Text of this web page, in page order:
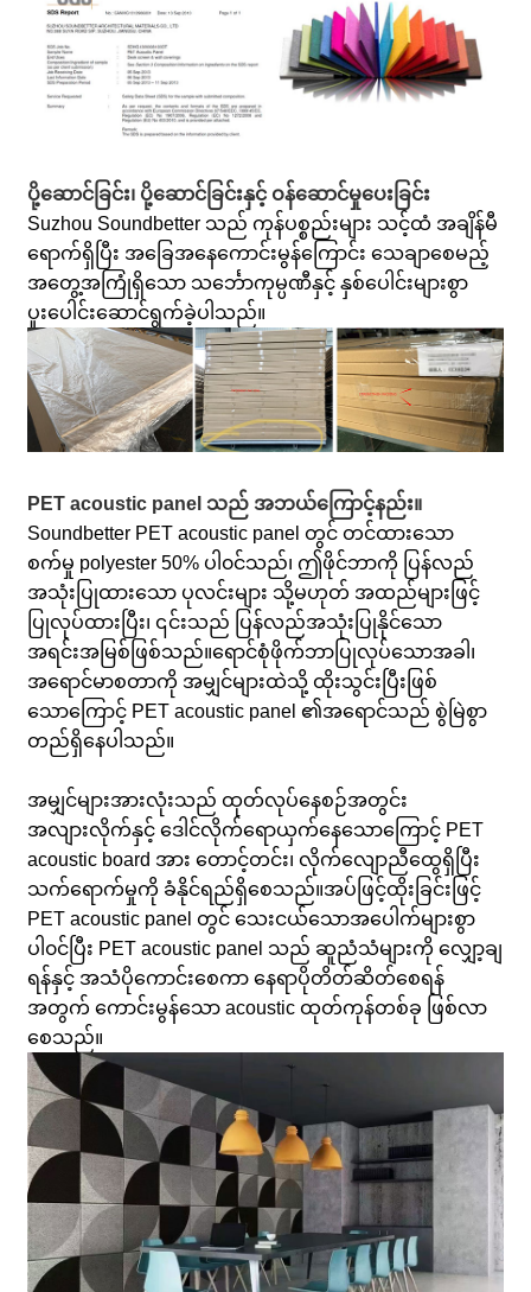
ပို့ဆောင်ခြင်း၊ ပို့ဆောင်ခြင်းနှင့် ဝန်ဆောင်မှုပေးခြင်း
Suzhou Soundbetter သည် ကုန်ပစ္စည်းများ သင့်ထံ အချိန်မီ
ရောက်ရှိပြီး အခြေအနေကောင်းမွန်ကြောင်း သေချာစေမည့်
အတွေ့အကြုံရှိသော သင်္ဘောကုမ္ပဏီနှင့် နှစ်ပေါင်းများစွာ
ပူးပေါင်းဆောင်ရွက်ခဲ့ပါသည်။
PET acoustic panel သည် အဘယ်ကြောင့်နည်း။
Soundbetter PET acoustic panel တွင် တင်ထားသော
စက်မှု polyester 50% ပါ၀င်သည်၊ ဤဖိုင်ဘာကို ပြန်လည်
အသုံးပြုထားသော ပုလင်းများ သို့မဟုတ် အထည်များဖြင့်
ပြုလုပ်ထားပြီး၊ ၎င်းသည် ပြန်လည်အသုံးပြုနိုင်သော
အရင်းအမြစ်ဖြစ်သည်။ရောင်စုံဖိုက်ဘာပြုလုပ်သောအခါ၊
အရောင်မာစတာကို အမျှင်များထဲသို့ ထိုးသွင်းပြီးဖြစ်
သောကြောင့် PET acoustic panel ၏အရောင်သည် စွဲမြဲစွာ
တည်ရှိနေပါသည်။
အမျှင်များအားလုံးသည် ထုတ်လုပ်နေစဉ်အတွင်း
အလျားလိုက်နှင့် ဒေါင်လိုက်ရောယှက်နေသောကြောင့် PET
acoustic board အား တောင့်တင်း၊ လိုက်လျောညီထွေရှိပြီး
သက်ရောက်မှုကို ခံနိုင်ရည်ရှိစေသည်။အပ်ဖြင့်ထိုးခြင်းဖြင့်
PET acoustic panel တွင် သေးငယ်သောအပေါက်များစွာ
ပါ၀င်ပြီး PET acoustic panel သည် ဆူညံသံများကို လျှော့ချ
ရန်နှင့် အသံပိုကောင်းစေကာ နေရာပိုတိတ်ဆိတ်စေရန်
အတွက် ကောင်းမွန်သော acoustic ထုတ်ကုန်တစ်ခု ဖြစ်လာ
စေသည်။